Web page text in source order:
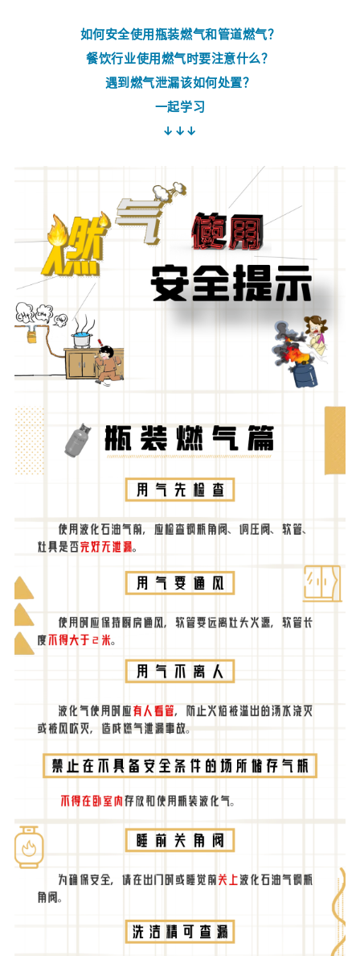
如何安全使用瓶装燃气和管道燃气？
餐饮行业使用燃气时要注意什么？
遇到燃气泄漏该如何处置？
一起学习
↓↓↓